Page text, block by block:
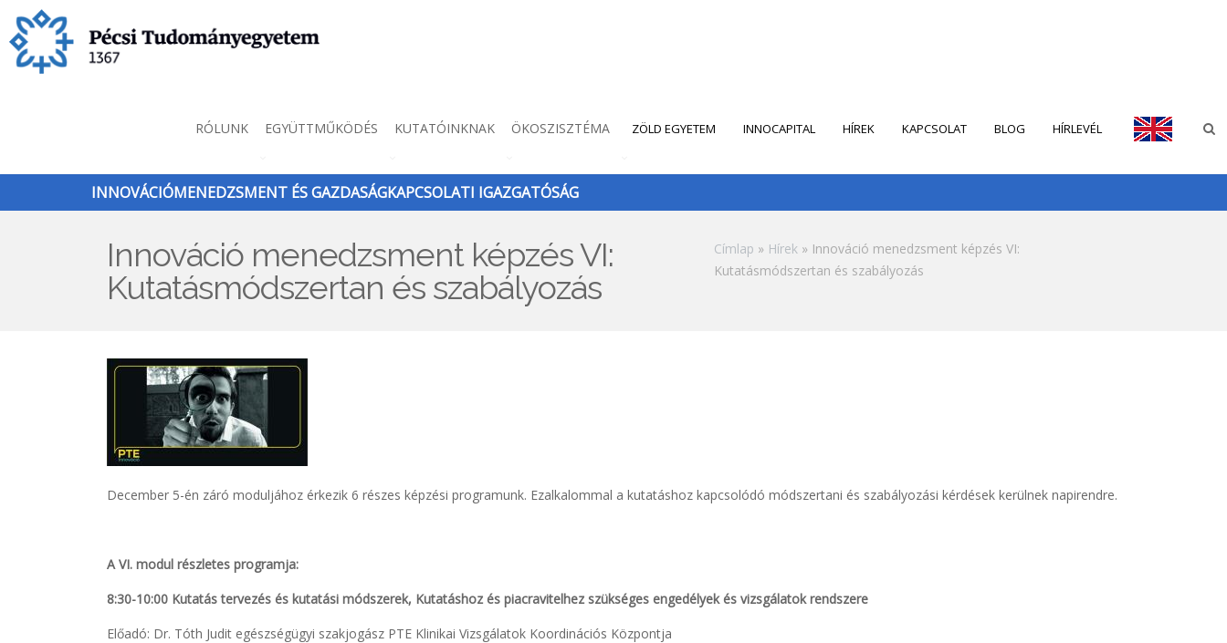
tartalomra
Innováció
RÓLUNK EGYÜTTMŰKÖDÉS KUTATÓINKNAK ÖKOSZISZTÉMA ZÖLD EGYETEM INNOCAPITAL HÍREK KAPCSOLAT BLOG HÍRLEVÉL ENGLISH
INNOVÁCIÓMENEDZSMENT ÉS GAZDASÁGKAPCSOLATI IGAZGATÓSÁG
Innováció menedzsment képzés VI:
Kutatásmódszertan és szabályozás
Morzsa
Címlap Hírek
Innováció menedzsment képzés VI:
Kutatásmódszertan és szabályozás
December 5-én záró moduljához érkezik 6 részes képzési programunk. Ezalkalommal a kutatáshoz kapcsolódó módszertani és szabályozási kérdések kerülnek napirendre.
A VI. modul részletes programja:
8:30-10:00 Kutatás tervezés és kutatási módszerek, Kutatáshoz és piacravitelhez szükséges engedélyek és vizsgálatok rendszere
Előadó: Dr. Tóth Judit egészségügyi szakjogász PTE Klinikai Vizsgálatok Koordinációs Központja